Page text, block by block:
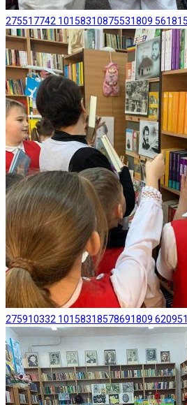
275517742 10158310875531809
275910332 10158318578691809